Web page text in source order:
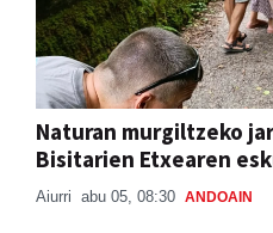
Naturan murgiltzeko
Bisitarien Etxearen
Aiurri abu 05, 08:30 ANDOAIN